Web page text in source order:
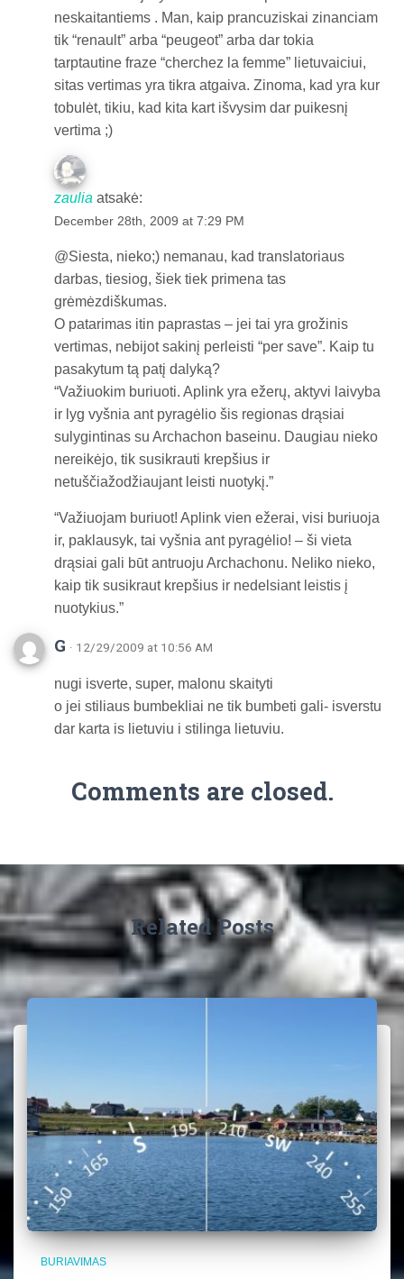
neskaitantiems . Man, kaip prancuziskai zinanciam
tik “renault” arba “peugeot” arba dar tokia
tarptautine fraze “cherchez la femme” lietuvaiciui,
sitas vertimas yra tikra atgaiva. Zinoma, kad yra kur
tobulėt, tikiu, kad kita kart išvysim dar puikesnį
vertima ;)
zaulia atsakė:
December 28th, 2009 at 7:29 PM
@Siesta, nieko;) nemanau, kad translatoriaus
darbas, tiesiog, šiek tiek primena tas
grėmėzdiškumas.
O patarimas itin paprastas – jei tai yra grožinis
vertimas, nebijot sakinį perleisti “per save”. Kaip tu
pasakytum tą patį dalyką?
“Važiuokim buriuoti. Aplink yra ežerų, aktyvi laivyba
ir lyg vyšnia ant pyragėlio šis regionas drąsiai
sulygintinas su Archachon baseinu. Daugiau nieko
nereikėjo, tik susikrauti krepšius ir
netuščiažodžiaujant leisti nuotykį.”
“Važiuojam buriuot! Aplink vien ežerai, visi buriuoja
ir, paklausyk, tai vyšnia ant pyragėlio! – ši vieta
drąsiai gali būt antruoju Archachonu. Neliko nieko,
kaip tik susikraut krepšius ir nedelsiant leistis į
nuotykius.”
G · 12/29/2009 at 10:56 AM
nugi isverte, super, malonu skaityti
o jei stiliaus bumbekliai ne tik bumbeti gali- isverstu
dar karta is lietuviu i stilinga lietuviu.
Comments are closed.
Related Posts
BURIAVIMAS